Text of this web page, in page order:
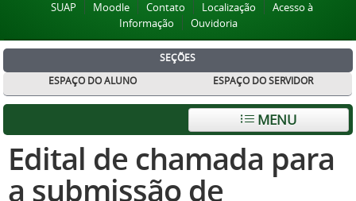
SUAP Moodle Contato Localização
Acesso à
Informação
Ouvidoria
SEÇÕES
ESPAÇO DO ALUNO
ESPAÇO DO SERVIDOR
MENU
Edital de chamada para
a submissão de